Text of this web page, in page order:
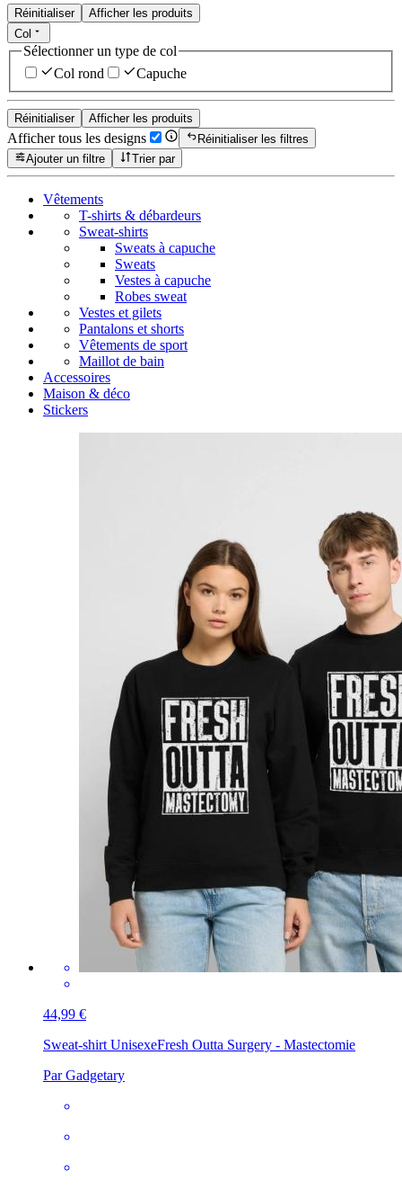
Réinitialiser
Afficher les produits
Col
Sélectionner un type de col
Col rond
Capuche
Réinitialiser Afficher les produits
Afficher tous les designs
Réinitialiser les filtres
Ajouter un filtre
Trier par
Vêtements
T-shirts & débardeurs
Sweat-shirts
Sweats à capuche
Sweats
Vestes à capuche
Robes sweat
Vestes et gilets
Pantalons et shorts
Vêtements de sport
Maillot de bain
Accessoires
Maison & déco
Stickers
44,99 €
Sweat-shirt UnisexeFresh Outta Surgery - Mastectomie
Par Gadgetary